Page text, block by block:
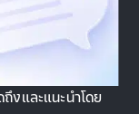
งและแนะนำโดย